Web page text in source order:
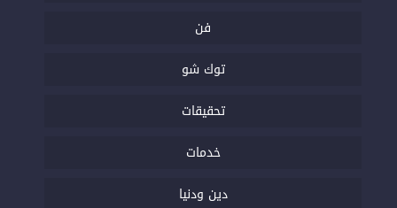
فن
توك شو
تحقيقات
خدمات
دين ودنيا